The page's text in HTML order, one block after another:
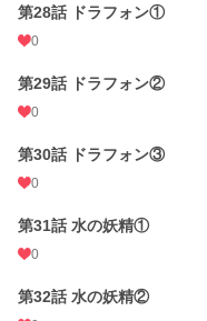
第28話 ドラフォン①
0
第29話 ドラフォン②
0
第30話 ドラフォン③
0
第31話 水の妖精①
0
第32話 水の妖精②